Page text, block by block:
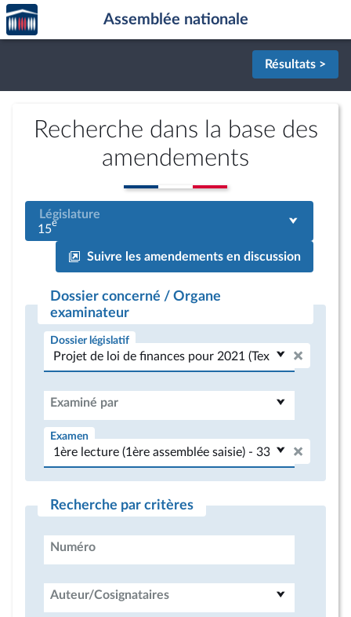
Aller au contenu
Aller en bas de la page
Accèder
à la
page
Assemblée nationale
Résultats >
Recherche dans la base des
amendements
Législature
15e
Suivre les amendements en discussion
Dossier concerné / Organe
examinateur
Dossier législatif
Examiné par
Examen
Recherche par critères
Numéro
Auteur/Cosignataires